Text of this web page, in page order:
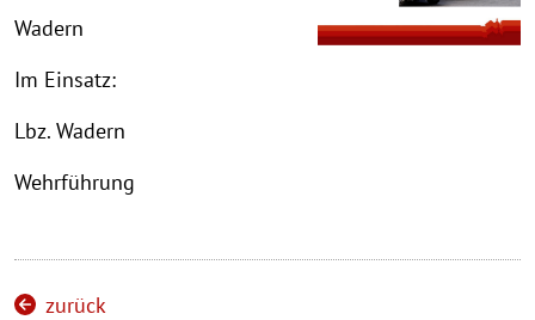
Wadern
Im Einsatz:
Lbz. Wadern
Wehrführung
zurück